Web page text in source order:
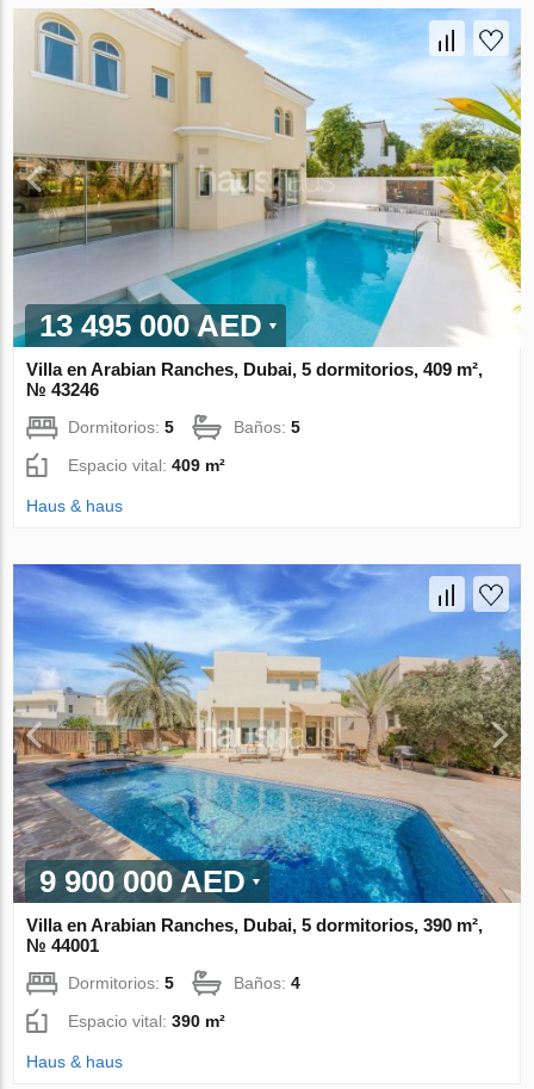
13 495 000 AED
Villa en Arabian Ranches, Dubai, 5 dormitorios, 409 m²,
№ 43246
Dormitorios:5 Baños:5
Espacio vital:409 m²
Haus & haus
9 900 000 AED
Villa en Arabian Ranches, Dubai, 5 dormitorios, 390 m²,
№ 44001
Dormitorios:5 Baños:4
Espacio vital:390 m²
Haus & haus